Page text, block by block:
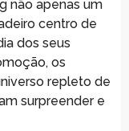
não apenas um
centro de
dos seus
os
repleto de
surpreender e